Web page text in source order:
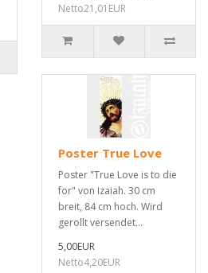
Netto21,01EUR
Poster True Love
Poster "True Love is to die
for" von Izaiah. 30 cm
breit, 84 cm hoch. Wird
gerollt versendet...
5,00EUR
Netto4,20EUR